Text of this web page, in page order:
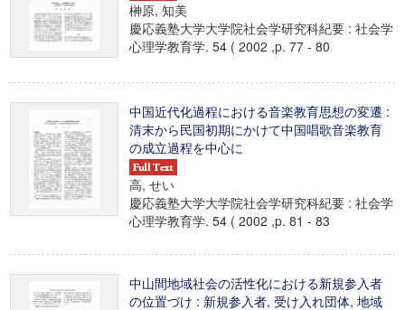
榊原, 知美
慶応義塾大学大学院社会学研究科紀要 : 社会学
心理学教育学. 54 ( 2002 ,p. 77 - 80
中国近代化過程における音楽教育思想の変遷 :
清末から民国初期にかけて中国唱歌音楽教育
の成立過程を中心に
高, せい
慶応義塾大学大学院社会学研究科紀要 : 社会学
心理学教育学. 54 ( 2002 ,p. 81 - 83
中山間地域社会の活性化における新規参入者
の位置づけ : 新規参入者, 受け入れ団体, 地域